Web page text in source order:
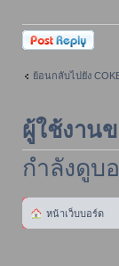
ตอบกระทู้
ย้อนกลับไปยัง
ผู้ใช้งาน
กำลังดูบ
หน้าเว็บบอร์ด